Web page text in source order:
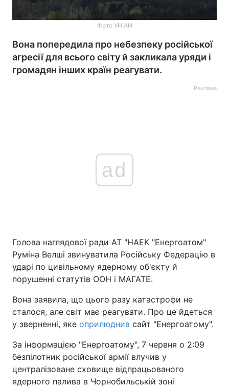
Головна Війна
Україна Політика
Економіка
Спорт Наука
Техно і зв'язок
Зброя Інциденти
Здоров'я Туризм
Фото УНІАН
Вона попередила про небезпеку російської
агресії для всього світу й закликала уряди і
громадян інших країн реагувати.
Реклама
ad
Голова наглядової ради АТ "НАЕК "Енергоатом"
Руміна Велші звинуватила Російську Федерацію в
ударі по цивільному ядерному об'єкту й
порушенні статутів ООН і МАГАТЕ.
Вона заявила, що цього разу катастрофи не
сталося, але світ має реагувати. Про це йдеться
у зверненні, яке оприлюднив сайт "Енергоатому".
За інформацією "Енергоатому", 7 червня о 2:09
безпілотник російської армії влучив у
централізоване сховище відпрацьованого
ядерного палива в Чорнобильській зоні